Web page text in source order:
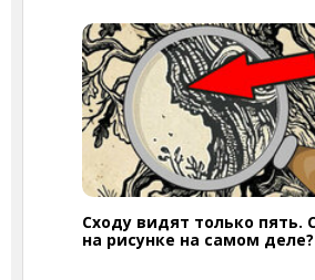
Сходу видят только пять.
на рисунке на самом деле?